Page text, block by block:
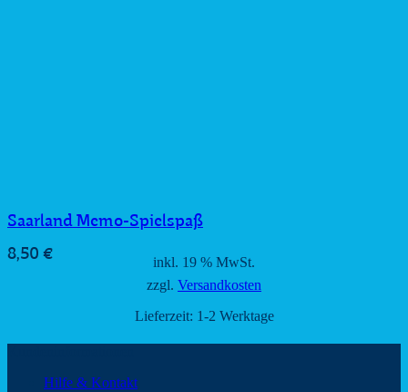
Saarland Memo-Spielspaß
8,50 €
inkl. 19 % MwSt.
zzgl. Versandkosten
Lieferzeit: 1-2 Werktage
Hilfe & Kontakt